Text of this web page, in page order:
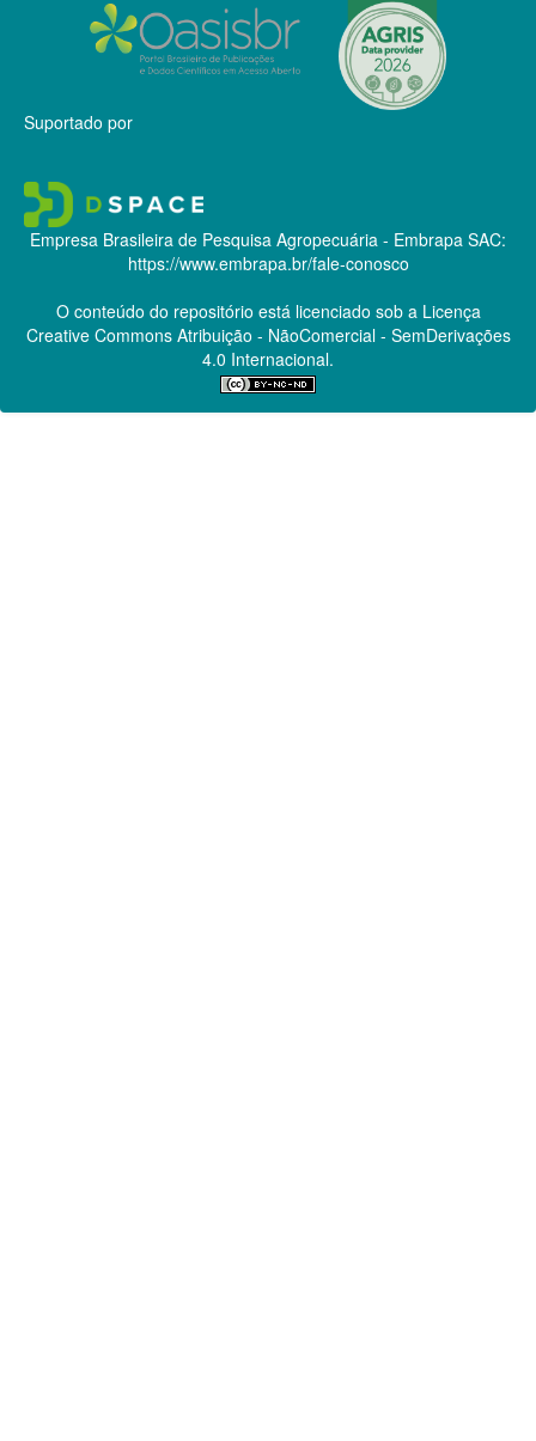
Suportado por
Empresa Brasileira de Pesquisa Agropecuária - Embrapa SAC:
https://www.embrapa.br/fale-conosco
O conteúdo do repositório está licenciado sob a Licença
Creative CommonsAtribuição - NãoComercial - SemDerivações
4.0 Internacional.